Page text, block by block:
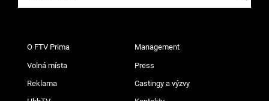
O FTV Prima Management
Volná místa Press
Reklama Castingy a výzvy